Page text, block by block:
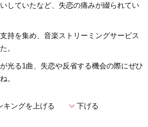
していたなど、失恋の痛みが綴られてい
持を集め、音楽ストリーミングサービス
。
光る1曲、失恋や反省する機会の際にぜひ
。
キングを上げる expand_more下げる